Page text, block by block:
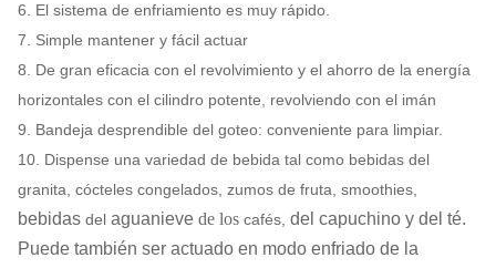
6. El sistema de enfriamiento es muy rápido.
7. Simple mantener y fácil actuar
8. De gran eficacia con el revolvimiento y el ahorro de la energía
horizontales con el cilindro potente, revolviendo con el imán
9. Bandeja desprendible del goteo: conveniente para limpiar.
10. Dispense una variedad de bebida tal como bebidas del
granita, cócteles congelados, zumos de fruta, smoothies,
bebidas del aguanieve de los cafés, del capuchino y del té.
Puede también ser actuado en modo enfriado de la